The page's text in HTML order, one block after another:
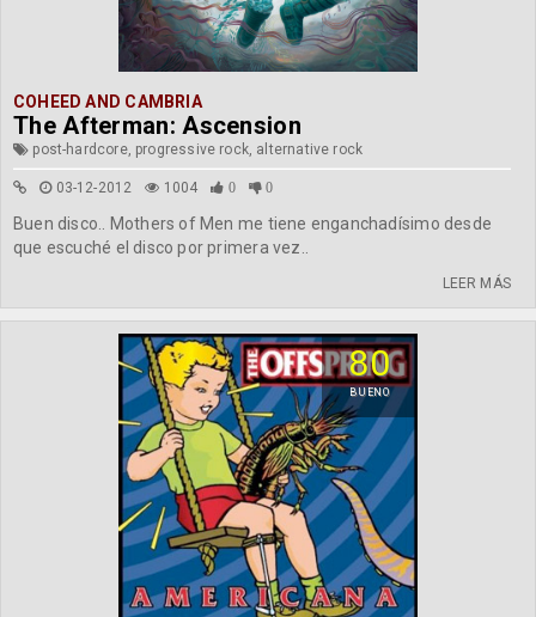
COHEED AND CAMBRIA
The Afterman: Ascension
post-hardcore, progressive rock, alternative rock
03-12-2012 1004 0 0
Buen disco.. Mothers of Men me tiene enganchadísimo desde
que escuché el disco por primera vez..
LEER MÁS
80
BUENO